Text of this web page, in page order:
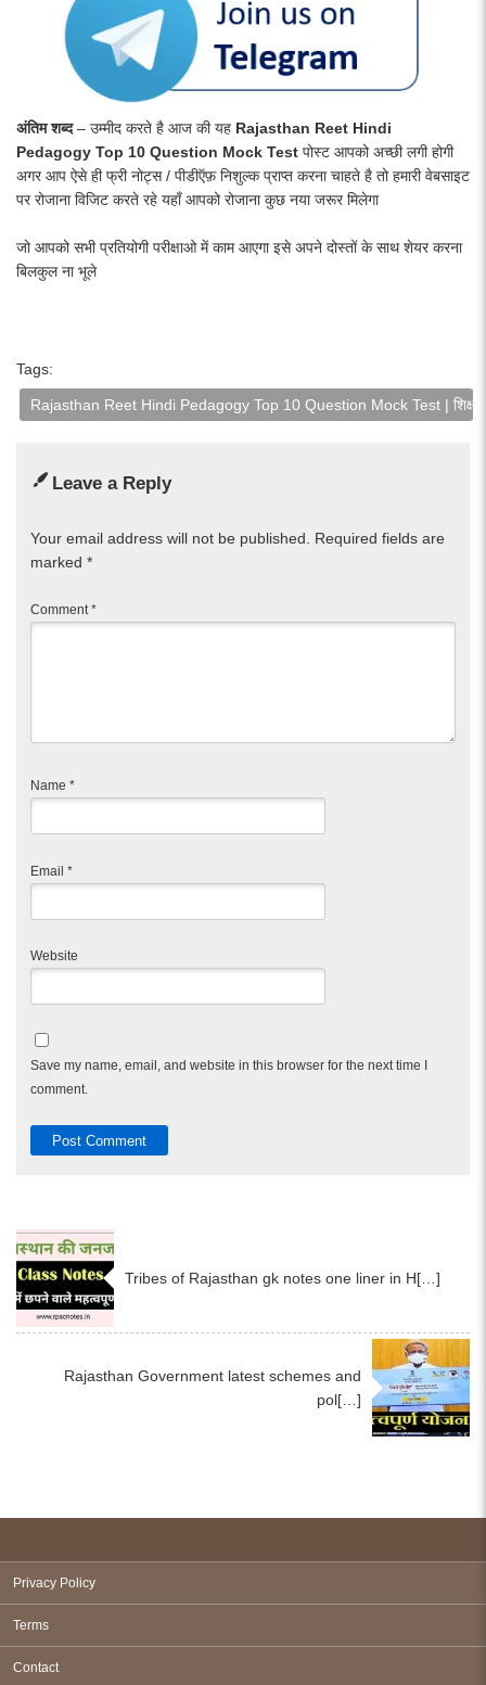
अंतिम शब्द– उम्मीद करते है आज की यह Rajasthan Reet Hindi
Pedagogy Top 10 Question Mock Test पोस्ट आपको अच्छी लगी होगी
अगर आप ऐसे ही फ्री नोट्स / पीडीऍफ़ निशुल्क प्राप्त करना चाहते है तो हमारी वेबसाइट
पर रोजाना विजिट करते रहे यहाँ आपको रोजाना कुछ नया जरूर मिलेगा
जो आपको सभी प्रतियोगी परीक्षाओ में काम आएगा इसे अपने दोस्तों के साथ शेयर करना
बिलकुल ना भूले
Tags:
Rajasthan Reet Hindi Pedagogy Top 10 Question Mock Test |
Leave a Reply
Your email address will not be published.
Required fields are
marked *
Comment*
Name *
Email *
Website
Save my name, email, and website in this browser for the next time I
comment.
Tribes of Rajasthan gk notes one liner in H[…]
Rajasthan Government latest schemes and
pol[…]
Privacy Policy
Terms
Contact